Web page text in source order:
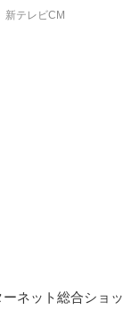
新テレビCM
ネット総合ショッ